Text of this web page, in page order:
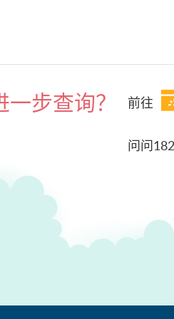
步查询？ 前往
问问